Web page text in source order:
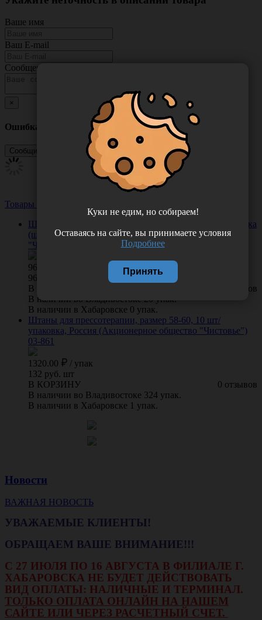
Ваше имя
Ваш E-mail
Сообщение
×
Ошибка
Товары из этой категории
Штаны для прессотерапии, размер 50-52, 10 шт/упаковка
(штучная укладка), Россия (Акционерное общество
"Чистовье") 00-203
960.00
96 руб. шт
0 отзывов
В КОРЗИНУ
В наличии во Владивостоке 20 упак.
В наличии в Хабаровске 0 упак.
Штаны для прессотерапии, размер 58-60, 10 шт/
упаковка, Россия (Акционерное общество "Чистовье")
03-861
1320.00 / упак
132 руб. шт
0 отзывов
В КОРЗИНУ
В наличии во Владивостоке 324 упак.
В наличии в Хабаровске 1 упак.
Новости
ВАЖНАЯ НОВОСТЬ
УВАЖАЕМЫЕ КЛИЕНТЫ!
ОБРАЩАЕМ ВАШЕ ВНИМАНИЕ!!!
С 27 ИЮЛЯ ПО 16 АВГУСТА В ФИЛИАЛЕ Г.
ХАБАРОВСКА НЕ БУДЕТ ДЕЙСТВОВАТЬ
ВИД ОПЛАТЫ: НАЛИЧНЫЕ И ТЕРМИНАЛ.
ТОЛЬКО ОПЛАТА ОНЛАЙН НА НАШЕМ
САЙТЕ ИЛИ ЧЕРЕЗ РАСЧЕТНЫЙ СЧЕТ.
Куки не едим, но собираем!
Оставаясь на сайте, вы принимаете условия
Подробнее
Принять